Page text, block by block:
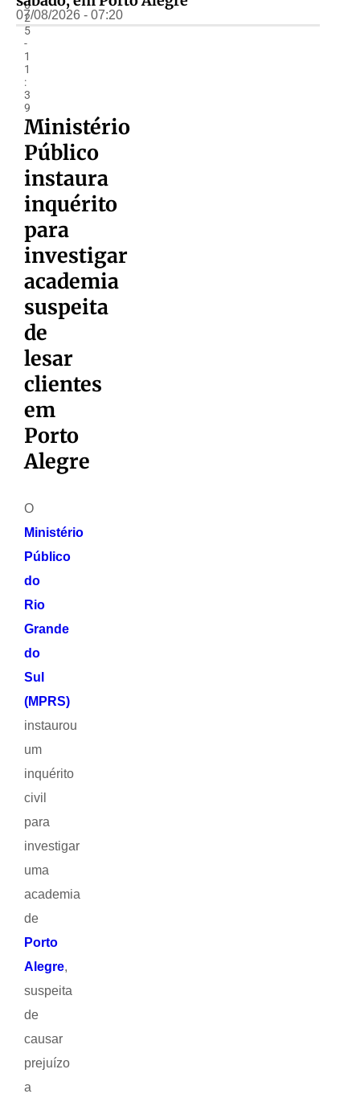
0
2
5
-
1
1
:
3
9
Ministério
Público
instaura
inquérito
para
investigar
academia
suspeita
de
lesar
clientes
em
Porto
Alegre
O
Ministério
Público
do
Rio
Grande
do
Sul
(MPRS)
instaurou
um
inquérito
civil
para
investigar
uma
academia
de
Porto
Alegre,
suspeita
de
causar
prejuízo
a
07/08/2026 - 07:20